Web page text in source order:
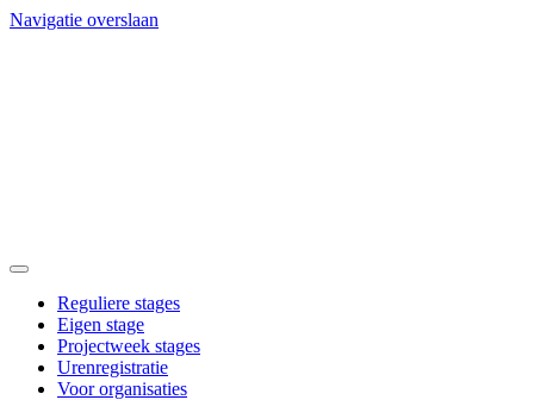
Navigatie overslaan
Reguliere stages
Eigen stage
Projectweek stages
Urenregistratie
Voor organisaties